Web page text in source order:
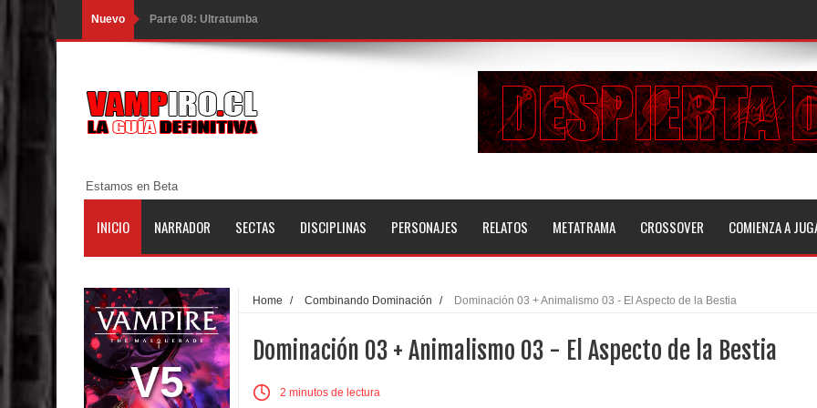
Nuevo Parte 08: Ultratumba
Parte 07: Asuntos que Resolver
Parte 06: El Trato con los Muertos
Parte 05: Sitiados
Parte 01: Escondido a Plena Luz
Parte 02: El Enemigo de mi Enemigo
Parte 06: Coletazos
Parte 05: Los Horrores del Infierno
Estamos en Beta
INICIO NARRADOR SECTAS DISCIPLINAS PERSONAJES RELATOS METATRAMA CROSSOVER COMIENZA A
V5
Home / Combinando Dominación / Dominación 03 + Animalismo 03 - El Aspecto de la Bestia
Dominación 03 + Animalismo 03 - El Aspecto de la Bestia
2 minutos de lectura